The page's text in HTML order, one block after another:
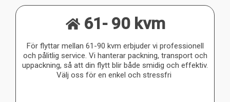
61- 90 kvm
För flyttar mellan 61-90 kvm erbjuder vi professionell
och pålitlig service. Vi hanterar packning, transport och
uppackning, så att din flytt blir både smidig och effektiv.
Välj oss för en enkel och stressfri